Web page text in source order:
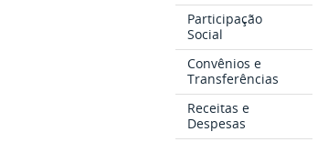
Participação
Social
Convênios e
Transferências
Receitas e
Despesas